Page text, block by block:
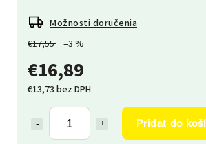
€17,55 –3 %
€16,89
€13,73 bez DPH
Pridať do
Možnosti doručenia